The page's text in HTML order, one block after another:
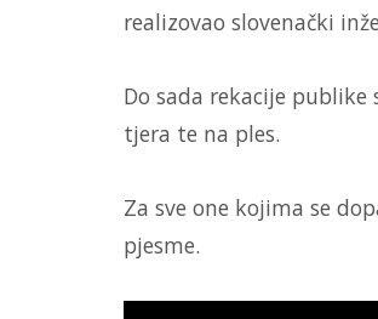
realizovao slovenački
Do sada rekacije
tjera te na ples.
Za sve one kojima se
pjesme.